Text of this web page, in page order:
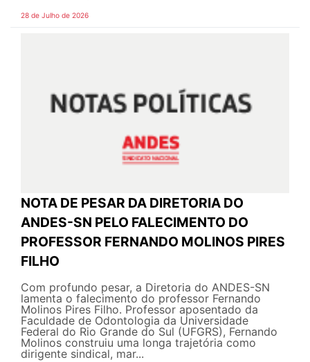
28 de Julho de 2026
NOTA DE PESAR DA DIRETORIA DO
ANDES-SN PELO FALECIMENTO DO
PROFESSOR FERNANDO MOLINOS PIRES
FILHO
Com profundo pesar, a Diretoria do ANDES-SN
lamenta o falecimento do professor Fernando
Molinos Pires Filho. Professor aposentado da
Faculdade de Odontologia da Universidade
Federal do Rio Grande do Sul (UFGRS), Fernando
Molinos construiu uma longa trajetória como
dirigente sindical, mar...